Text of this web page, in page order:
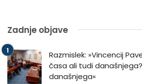
Zadnje objave
Razmislek: »Vincencij
časa ali tudi
današnjega«